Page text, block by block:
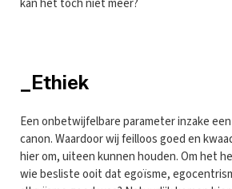
kan het toch niet meer?
_Ethiek
Een onbetwijfelbare parameter inzake
canon. Waardoor wij feilloos goed en
hier om, uiteen kunnen houden. Om het
wie besliste ooit dat egoïsme,